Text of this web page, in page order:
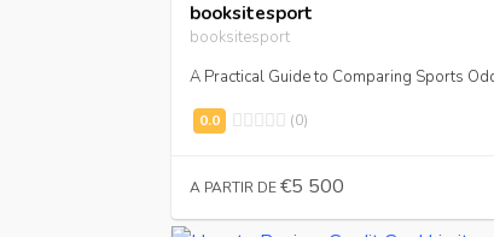
booksitesport
booksitesport
A Practical Guide to Comparing Sports
(0)
A PARTIR DE€5 500